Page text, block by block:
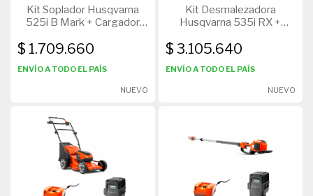
Kit Soplador Husqvarna
525i B Mark + Cargador
$ 1.709.660
ENVÍO A TODO EL PAÍS
NUEVO
Kit Desmalezadora
Husqvarna 535i RX +
BLI200
$ 3.105.640
ENVÍO A TODO EL PAÍS
NUEVO